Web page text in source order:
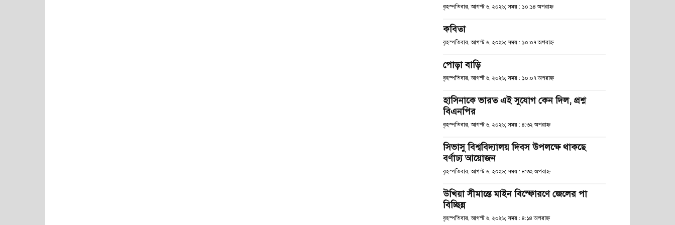
বৃহস্পতিবার, আগস্ট ৬, ২০২৬; সময় : ১০:১৪ অপরাহ্ণ
কবিতা
বৃহস্পতিবার, আগস্ট ৬, ২০২৬; সময় : ১০:০৭ অপরাহ্ণ
পোড়া বাড়ি
বৃহস্পতিবার, আগস্ট ৬, ২০২৬; সময় : ১০:০৭ অপরাহ্ণ
হাসিনাকে ভারত এই সুযোগ কেন দিল, প্রশ্ন
বিএনপির
বৃহস্পতিবার, আগস্ট ৬, ২০২৬; সময় : ৪:৩২ অপরাহ্ণ
সিভাসু বিশ্ববিদ্যালয় দিবস উপলক্ষে থাকছে
বর্ণাঢ্য আয়োজন
বৃহস্পতিবার, আগস্ট ৬, ২০২৬; সময় : ৪:৩২ অপরাহ্ণ
উখিয়া সীমান্তে মাইন বিস্ফোরণে জেলের পা
বিচ্ছিন্ন
বৃহস্পতিবার, আগস্ট ৬, ২০২৬; সময় : ৪:১৪ অপরাহ্ণ